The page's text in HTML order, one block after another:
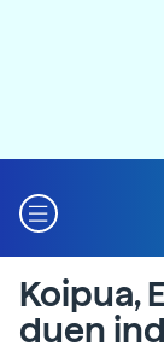
Koipua,
duen